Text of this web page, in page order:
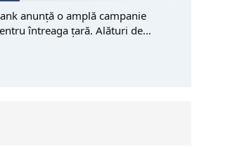
anunță o amplă campanie
întreaga țară. Alături de…